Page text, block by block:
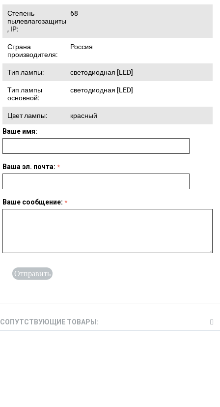
Степень
пылевлагозащиты
, IP:
68
Страна
производителя:
Россия
Тип лампы: светодиодная [LED]
Тип лампы
основной:
светодиодная [LED]
Цвет лампы:
красный
Ваше имя:
Ваша эл. почта:
Ваше сообщение:
Отправить
СОПУТСТВУЮЩИЕ ТОВАРЫ: